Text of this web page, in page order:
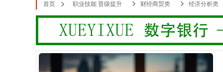
首页 职业技能 晋级提升 财经商贸类 经济分析类